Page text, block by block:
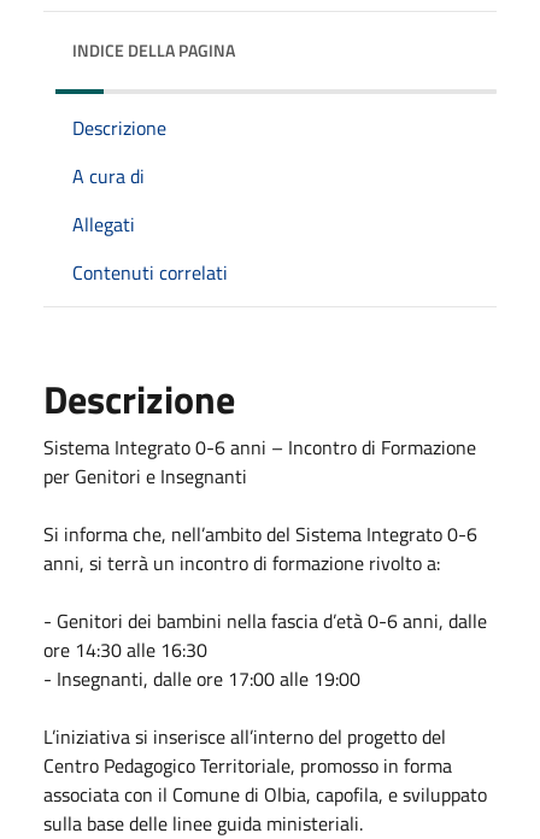
INDICE DELLA PAGINA
Descrizione
A cura di
Allegati
Contenuti correlati
Descrizione
Sistema Integrato 0-6 anni – Incontro di Formazione
per Genitori e Insegnanti
Si informa che, nell’ambito del Sistema Integrato 0-6
anni, si terrà un incontro di formazione rivolto a:
- Genitori dei bambini nella fascia d’età 0-6 anni, dalle
ore 14:30 alle 16:30
- Insegnanti, dalle ore 17:00 alle 19:00
L’iniziativa si inserisce all’interno del progetto del
Centro Pedagogico Territoriale, promosso in forma
associata con il Comune di Olbia, capofila, e sviluppato
sulla base delle linee guida ministeriali.